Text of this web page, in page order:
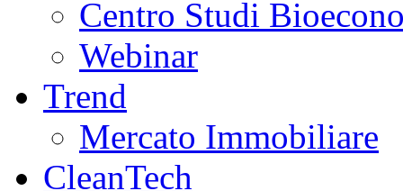
Centro Studi
Webinar
Trend
Mercato Immobiliare
CleanTech